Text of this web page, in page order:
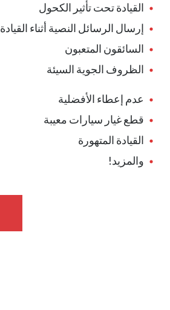
القيادة تحت تأثير الكحول
إرسال الرسائل النصية أثناء القيادة
السائقون المتعبون
الظروف الجوية السيئة
عدم إعطاء الأفضلية
قطع غيار سيارات معيبة
القيادة المتهورة
والمزيد!